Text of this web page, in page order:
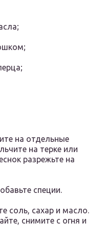
на отдельные
на терке или
разрежьте на
специи.
соль, сахар и масло.
снимите с огня и